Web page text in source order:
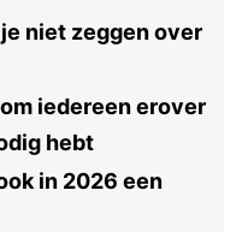
niet zeggen over
iedereen erover
hebt
in 2026 een